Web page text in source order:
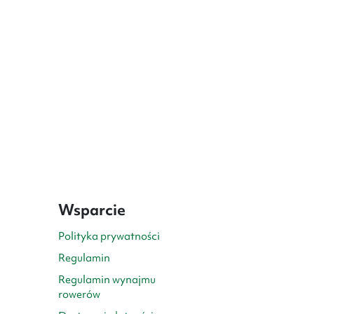
Wsparcie
Polityka prywatności
Regulamin
Regulamin wynajmu
rowerów